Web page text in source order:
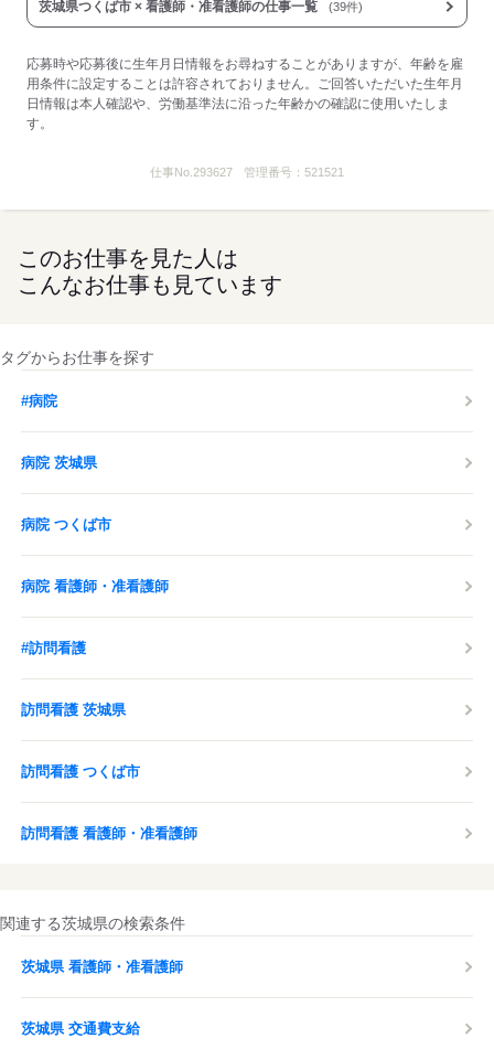
茨城県つくば市 × 看護師・准看護師の仕事一覧 (39件)
応募時や応募後に生年月日情報をお尋ねすることがありますが、年齢を雇
用条件に設定することは許容されておりません。ご回答いただいた生年月
日情報は本人確認や、労働基準法に沿った年齢かの確認に使用いたしま
す。
仕事No. 293627 管理番号： 521521
このお仕事を見た人は
こんなお仕事も見ています
タグからお仕事を探す
#病院
病院 茨城県
病院 つくば市
病院 看護師・准看護師
#訪問看護
訪問看護 茨城県
訪問看護 つくば市
訪問看護 看護師・准看護師
関連する茨城県の検索条件
茨城県 看護師・准看護師
茨城県 交通費支給